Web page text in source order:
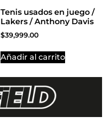
Tenis usados en juego /
Lakers / Anthony Davis
$39,999.00
Añadir al carrito